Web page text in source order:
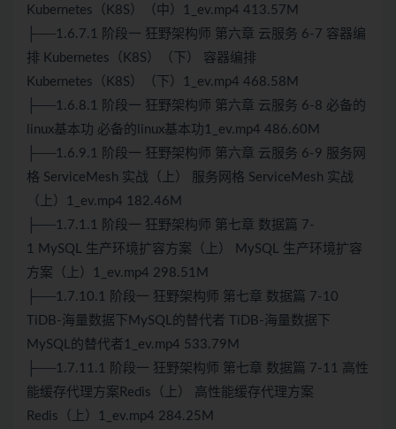
Kubernetes（K8S）（中）1_ev.mp4 413.57M
├──1.6.7.1 阶段一 狂野架构师 第六章 云服务 6-7 容器编
排 Kubernetes（K8S）（下） 容器编排
Kubernetes（K8S）（下）1_ev.mp4 468.58M
├──1.6.8.1 阶段一 狂野架构师 第六章 云服务 6-8 必备的
linux基本功 必备的linux基本功1_ev.mp4 486.60M
├──1.6.9.1 阶段一 狂野架构师 第六章 云服务 6-9 服务网
格 ServiceMesh 实战（上） 服务网格 ServiceMesh 实战
（上）1_ev.mp4 182.46M
├──1.7.1.1 阶段一 狂野架构师 第七章 数据篇 7-
1 MySQL 生产环境扩容方案（上） MySQL 生产环境扩容
方案（上）1_ev.mp4 298.51M
├──1.7.10.1 阶段一 狂野架构师 第七章 数据篇 7-10
TiDB-海量数据下MySQL的替代者 TiDB-海量数据下
MySQL的替代者1_ev.mp4 533.79M
├──1.7.11.1 阶段一 狂野架构师 第七章 数据篇 7-11 高性
能缓存代理方案 Redis （上） 高性能缓存代理方案
Redis （上）1_ev.mp4 284.25M